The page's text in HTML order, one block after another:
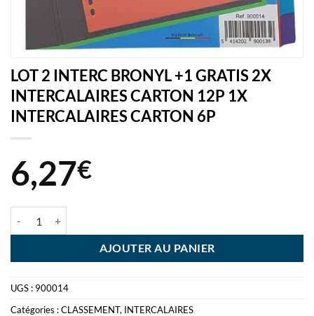
LOT 2 INTERC BRONYL +1 GRATIS 2X
INTERCALAIRES CARTON 12P 1X
INTERCALAIRES CARTON 6P
6,27€
AJOUTER AU PANIER
UGS : 900014
Catégories :CLASSEMENT, INTERCALAIRES